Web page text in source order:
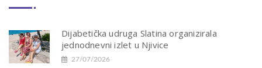
Dijabetička udruga Slatina organizirala
jednodnevni izlet u Njivice
27/07/2026